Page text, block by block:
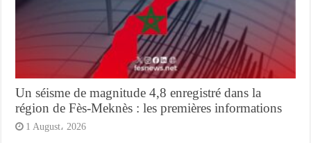
Un séisme de magnitude 4,8 enregistré dans la
région de Fès-Meknès : les premières informations
1 August، 2026